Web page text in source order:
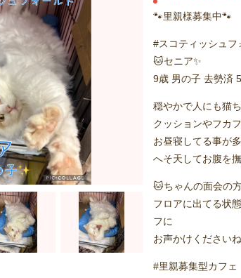
🐾里親様募集中🐾
#スコティッシュフ
🐱セニア✨
9歳 男の子 去勢済
穏やかで人にも猫
クッションやフカ
お昼寝してる事が
へそ天してお腹を
🐱ちゃんの面会の
フロアに出てる状
フに
お声かけください
#里親募集型カフェ